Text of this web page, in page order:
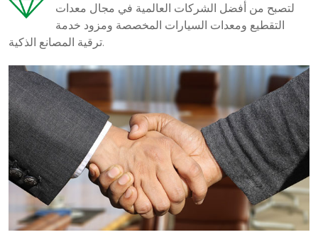
لتصبح من أفضل الشركات العالمية في مجال معدات
التقطيع ومعدات السيارات المخصصة ومزود خدمة
ترقية المصانع الذكية.